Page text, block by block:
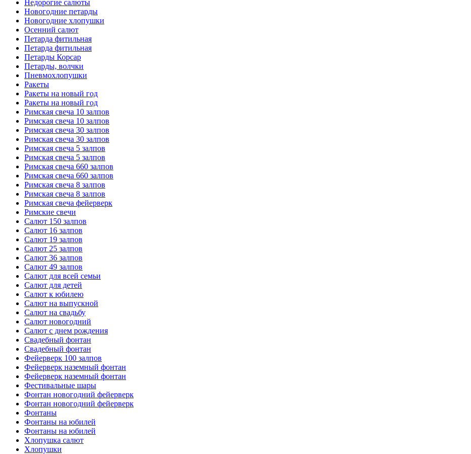
Недорогие салюты
Новогодние петарды
Новогодние хлопушки
Осенний салют
Петарда фитильная
Петарда фитильная
Петарды Корсар
Петарды, волчки
Пневмохлопушки
Ракеты
Ракеты на новый год
Ракеты на новый год
Римская свеча 10 залпов
Римская свеча 10 залпов
Римская свеча 30 залпов
Римская свеча 30 залпов
Римская свеча 5 залпов
Римская свеча 5 залпов
Римская свеча 660 залпов
Римская свеча 660 залпов
Римская свеча 8 залпов
Римская свеча 8 залпов
Римская свеча фейерверк
Римские свечи
Салют 150 залпов
Салют 16 залпов
Салют 19 залпов
Салют 25 залпов
Салют 36 залпов
Салют 49 залпов
Салют для всей семьи
Салют для детей
Салют к юбилею
Салют на выпускной
Салют на свадьбу
Салют новогодний
Салют с днем рождения
Свадебный фонтан
Свадебный фонтан
Фейерверк 100 залпов
Фейерверк наземный фонтан
Фейерверк наземный фонтан
Фестивальные шары
Фонтан новогодний фейерверк
Фонтан новогодний фейерверк
Фонтаны
Фонтаны на юбилей
Фонтаны на юбилей
Хлопушка салют
Хлопушки